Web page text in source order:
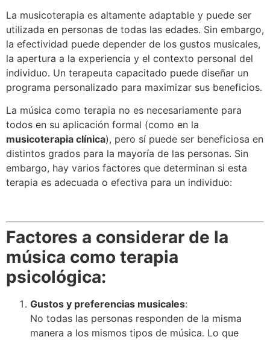
La musicoterapia es altamente adaptable y puede ser
utilizada en personas de todas las edades. Sin embargo,
la efectividad puede depender de los gustos musicales,
la apertura a la experiencia y el contexto personal del
individuo. Un terapeuta capacitado puede diseñar un
programa personalizado para maximizar sus beneficios.
La música como terapia no es necesariamente para
todos en su aplicación formal (como en la
musicoterapia clínica), pero sí puede ser beneficiosa en
distintos grados para la mayoría de las personas. Sin
embargo, hay varios factores que determinan si esta
terapia es adecuada o efectiva para un individuo:
Factores a considerar de la
música como terapia
psicológica:
Gustos y preferencias musicales:
No todas las personas responden de la misma
manera a los mismos tipos de música. Lo que